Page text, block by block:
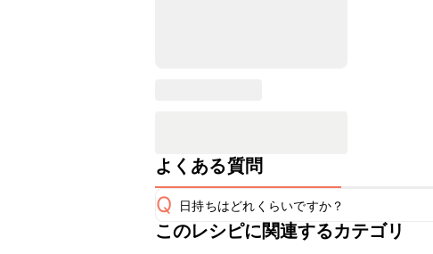
よくある質問
Q 日持ちはどれくらいですか？
保存期間は冷蔵で翌日中が目安です。なる
このレシピに関連するカテゴリ